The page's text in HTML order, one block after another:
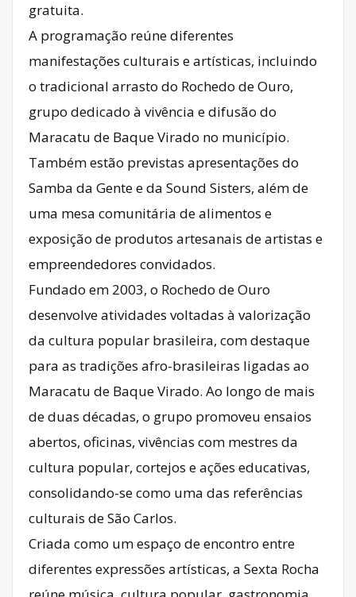
gratuita.
A programação reúne diferentes
manifestações culturais e artísticas, incluindo
o tradicional arrasto do Rochedo de Ouro,
grupo dedicado à vivência e difusão do
Maracatu de Baque Virado no município.
Também estão previstas apresentações do
Samba da Gente e da Sound Sisters, além de
uma mesa comunitária de alimentos e
exposição de produtos artesanais de artistas e
empreendedores convidados.
Fundado em 2003, o Rochedo de Ouro
desenvolve atividades voltadas à valorização
da cultura popular brasileira, com destaque
para as tradições afro-brasileiras ligadas ao
Maracatu de Baque Virado. Ao longo de mais
de duas décadas, o grupo promoveu ensaios
abertos, oficinas, vivências com mestres da
cultura popular, cortejos e ações educativas,
consolidando-se como uma das referências
culturais de São Carlos.
Criada como um espaço de encontro entre
diferentes expressões artísticas, a Sexta Rocha